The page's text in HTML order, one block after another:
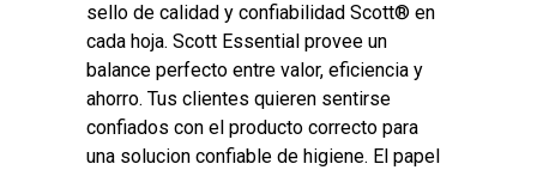
sello de calidad y confiabilidad Scott® en
cada hoja. Scott Essential provee un
balance perfecto entre valor, eficiencia y
ahorro. Tus clientes quieren sentirse
confiados con el producto correcto para
una solucion confiable de higiene. El papel